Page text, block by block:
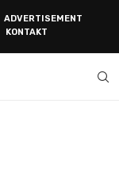
ADVERTISEMENT
KONTAKT